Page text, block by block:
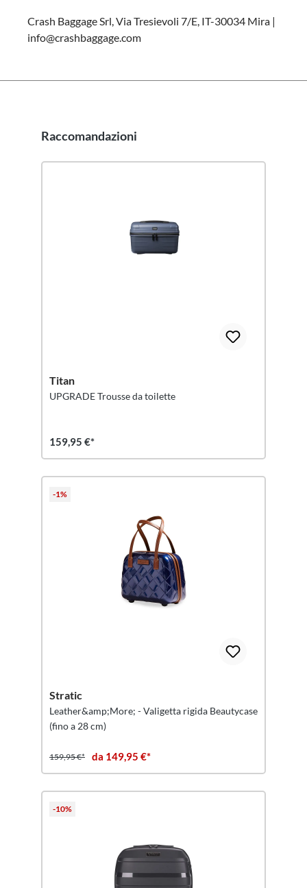
Crash Baggage Srl, Via Tresievoli 7/E, IT-30034 Mira |
info@crashbaggage.com
Salta la galleria dei prodotti
Raccomandazioni
Titan
UPGRADE Trousse da toilette
159,95 €*
-1%
Stratic
Leather&amp;More; - Valigetta rigida Beautycase
(fino a 28 cm)
159,95 €* da 149,95 €*
-10%